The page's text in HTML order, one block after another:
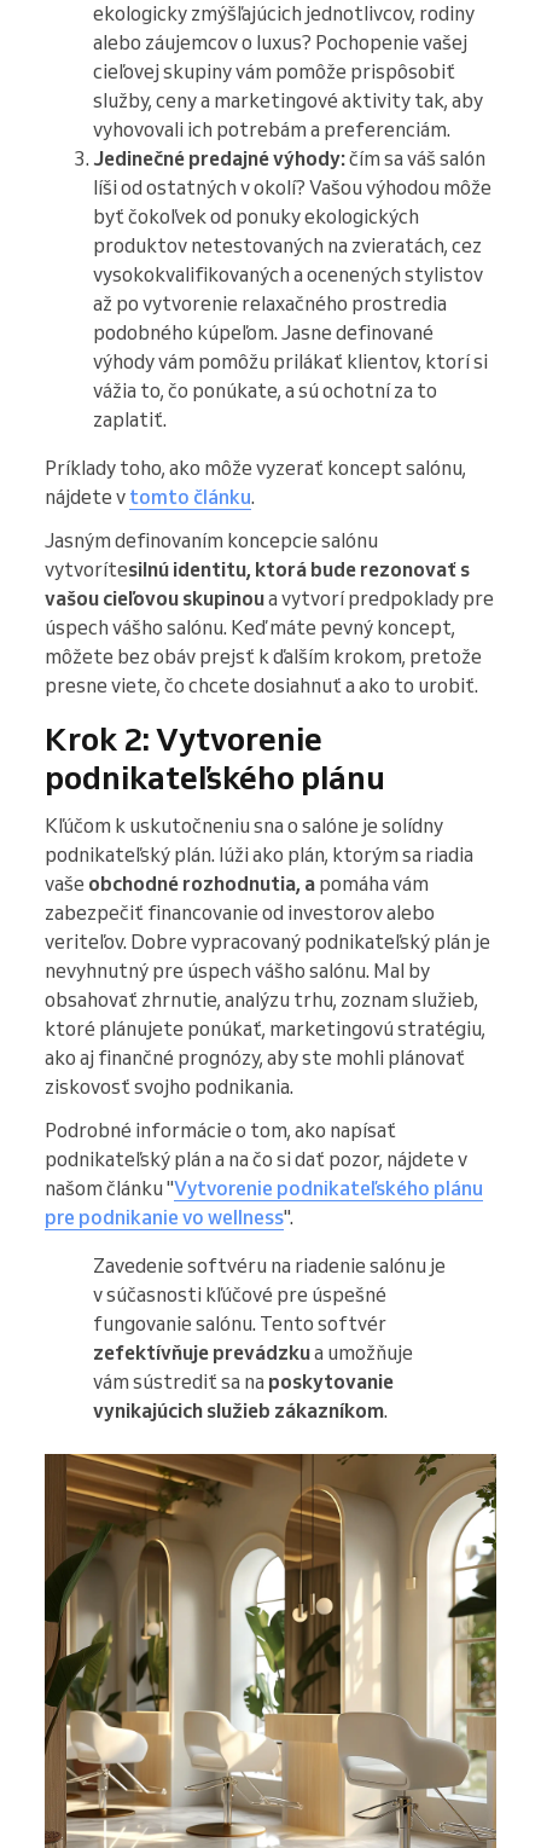
ekologicky zmýšľajúcich jednotlivcov, rodiny
alebo záujemcov o luxus? Pochopenie vašej
cieľovej skupiny vám pomôže prispôsobiť
služby, ceny a marketingové aktivity tak, aby
vyhovovali ich potrebám a preferenciám.
Jedinečné predajné výhody:čím sa váš salón
líši od ostatných v okolí? Vašou výhodou môže
byť čokoľvek od ponuky ekologických
produktov netestovaných na zvieratách, cez
vysokokvalifikovaných a ocenených stylistov
až po vytvorenie relaxačného prostredia
podobného kúpeľom. Jasne definované
výhody vám pomôžu prilákať klientov, ktorí si
vážia to, čo ponúkate, a sú ochotní za to
zaplatiť.
Príklady toho, ako môže vyzerať koncept salónu,
nájdete v tomto článku.
Jasným definovaním koncepcie salónu
vytvorítesilnú identitu, ktorá bude rezonovať s
vašou cieľovou skupinoua vytvorí predpoklady pre
úspech vášho salónu. Keď máte pevný koncept,
môžete bez obáv prejsť k ďalším krokom, pretože
presne viete, čo chcete dosiahnuť a ako to urobiť.
Krok 2: Vytvorenie
podnikateľského plánu
Kľúčom k uskutočneniu sna o salóne je solídny
podnikateľský plán. lúži ako plán, ktorým sa riadia
vaše obchodné rozhodnutia, a pomáha vám
zabezpečiť financovanie od investorov alebo
veriteľov. Dobre vypracovaný podnikateľský plán je
nevyhnutný pre úspech vášho salónu. Mal by
obsahovať zhrnutie, analýzu trhu, zoznam služieb,
ktoré plánujete ponúkať, marketingovú stratégiu,
ako aj finančné prognózy, aby ste mohli plánovať
ziskovosť svojho podnikania.
Podrobné informácie o tom, ako napísať
podnikateľský plán a na čo si dať pozor, nájdete v
našom článku "Vytvorenie podnikateľského plánu
pre podnikanie vo wellness".
Zavedenie softvéru na riadenie salónu je
v súčasnosti kľúčové pre úspešné
fungovanie salónu. Tento softvér
zefektívňuje prevádzkua umožňuje
vám sústrediť sa na poskytovanie
vynikajúcich služieb zákazníkom.